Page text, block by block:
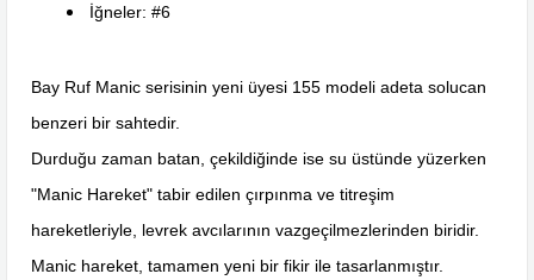
İğneler: #6
Bay Ruf Manic serisinin yeni üyesi 155 modeli adeta solucan
benzeri bir sahtedir.
Durduğu zaman batan, çekildiğinde ise su üstünde yüzerken
"Manic Hareket" tabir edilen çırpınma ve titreşim
hareketleriyle, levrek avcılarının vazgeçilmezlerinden biridir.
Manic hareket, tamamen yeni bir fikir ile tasarlanmıştır.